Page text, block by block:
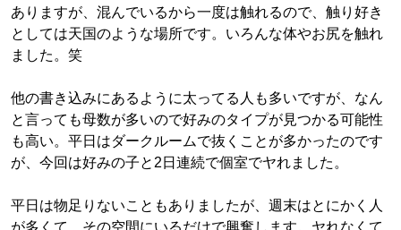
ありますが、混んでいるから一度は触れるので、触り好き
としては天国のような場所です。いろんな体やお尻を触れ
ました。笑
他の書き込みにあるように太ってる人も多いですが、なん
と言っても母数が多いので好みのタイプが見つかる可能性
も高い。平日はダークルームで抜くことが多かったのです
が、今回は好みの子と2日連続で個室でヤれました。
平日は物足りないこともありましたが、週末はとにかく人
が多くて、その空間にいるだけで興奮します。ヤれなくて